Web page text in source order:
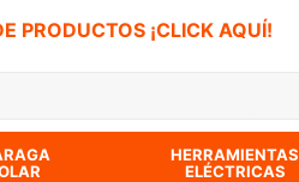
PRODUCTOS ¡CLICK AQUÍ!
HERRAMIENTAS
ELÉCTRICAS